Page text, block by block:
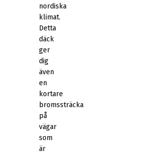
nordiska
klimat.
Detta
däck
ger
dig
även
en
kortare
bromssträcka
på
vägar
som
är